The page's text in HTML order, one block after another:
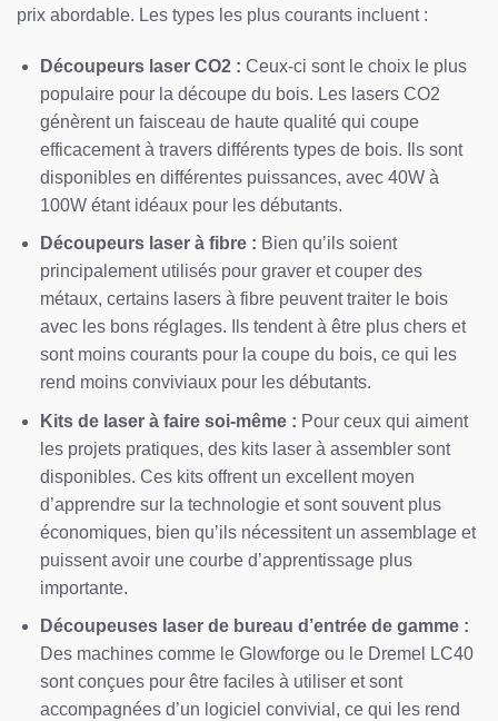
prix abordable. Les types les plus courants incluent :
Découpeurs laser CO2 : Ceux-ci sont le choix le plus
populaire pour la découpe du bois. Les lasers CO2
génèrent un faisceau de haute qualité qui coupe
efficacement à travers différents types de bois. Ils sont
disponibles en différentes puissances, avec 40W à
100W étant idéaux pour les débutants.
Découpeurs laser à fibre : Bien qu’ils soient
principalement utilisés pour graver et couper des
métaux, certains lasers à fibre peuvent traiter le bois
avec les bons réglages. Ils tendent à être plus chers et
sont moins courants pour la coupe du bois, ce qui les
rend moins conviviaux pour les débutants.
Kits de laser à faire soi-même : Pour ceux qui aiment
les projets pratiques, des kits laser à assembler sont
disponibles. Ces kits offrent un excellent moyen
d’apprendre sur la technologie et sont souvent plus
économiques, bien qu’ils nécessitent un assemblage et
puissent avoir une courbe d’apprentissage plus
importante.
Découpeuses laser de bureau d’entrée de gamme :
Des machines comme le Glowforge ou le Dremel LC40
sont conçues pour être faciles à utiliser et sont
accompagnées d’un logiciel convivial, ce qui les rend